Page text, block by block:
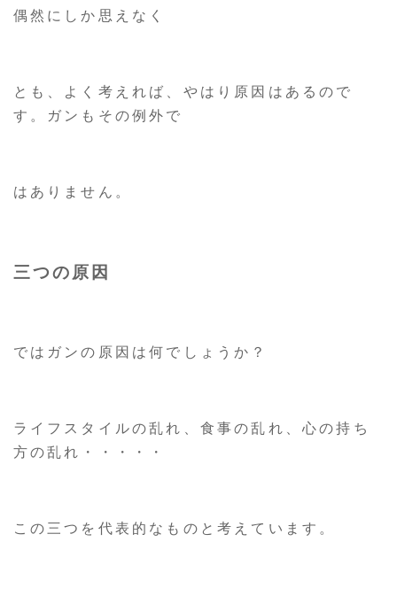
偶然にしか思えなく
とも、よく考えれば、やはり原因はあるので
す。ガンもその例外で
はありません。
三つの原因
ではガンの原因は何でしょうか？
ライフスタイルの乱れ、食事の乱れ、心の持ち
方の乱れ・・・・・
この三つを代表的なものと考えています。